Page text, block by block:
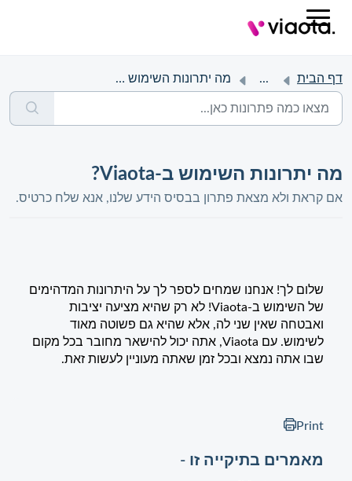
דף הבית ... מה יתרונות השימוש ב-Viaota?
מה יתרונות השימוש ב-Viaota?
אם קראת ולא מצאת פתרון בבסיס הידע שלנו, אנא שלח כרטיס.
שלום לך! אנחנו שמחים לספר לך על היתרונות המדהימים
של השימוש ב-Viaota! לא רק שהיא מציעה יציבות
ואבטחה שאין שני לה, אלא שהיא גם פשוטה מאוד
לשימוש. עם Viaota, אתה יכול להישאר מחובר בכל מקום
שבו אתה נמצא ובכל זמן שאתה מעוניין לעשות זאת.
Print
מאמרים בתיקייה זו -